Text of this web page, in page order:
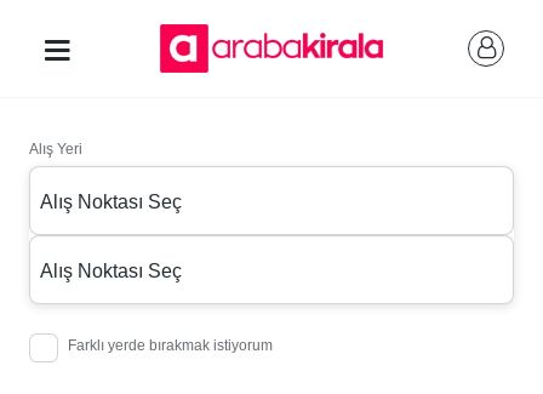
Alış Yeri
Alış Noktası Seç
Alış Noktası Seç
Farklı yerde bırakmak istiyorum